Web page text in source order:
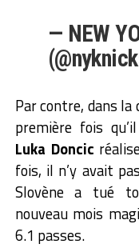
— NEW
Par contre, dans la
première fois
Luka Doncic
fois, il n’y avait
Slovène a tué
nouveau mois
6.1 passes.